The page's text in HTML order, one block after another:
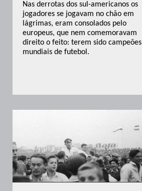
Nas derrotas dos sul-americanos os
jogadores se jogavam no chão em
lágrimas, eram consolados pelo
europeus, que nem comemoravam
direito o feito: terem sido campeões
mundiais de futebol.